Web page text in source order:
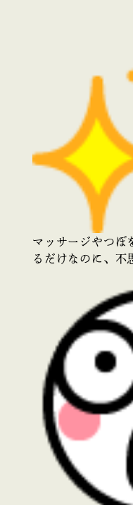
マッサージやつぼ
るだけなのに、不